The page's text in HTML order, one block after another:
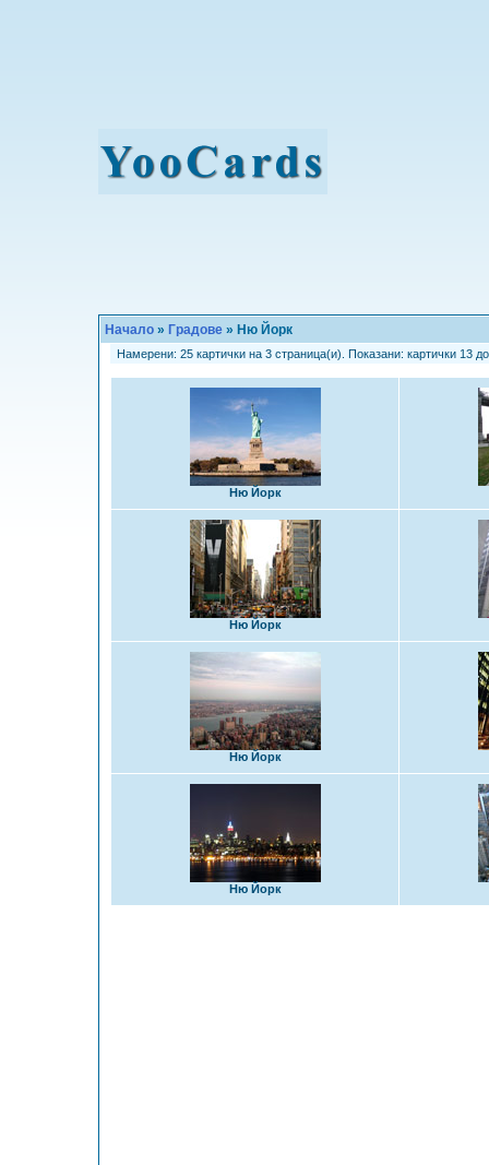
Начало » Градове » Ню Йорк
Намерени: 25 картички на 3 страница(и). Показани: картички 13
Ню Йорк
Ню Йорк
Ню Йорк
Ню Йорк